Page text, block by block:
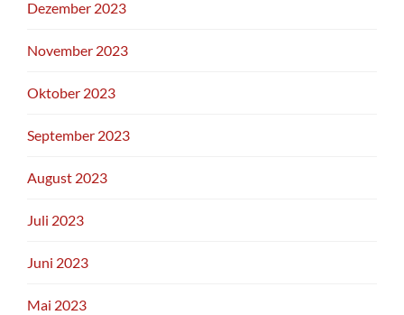
Dezember 2023
November 2023
Oktober 2023
September 2023
August 2023
Juli 2023
Juni 2023
Mai 2023